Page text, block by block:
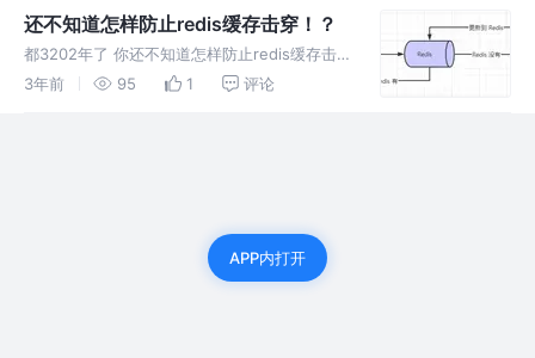
还不知道怎样防止redis缓存击穿！？
都3202年了 你还不知道怎样防止redis缓存击
穿！？这个问题是相当重要的,我们在使用过程
3年前 95 1 评论
APP内打开